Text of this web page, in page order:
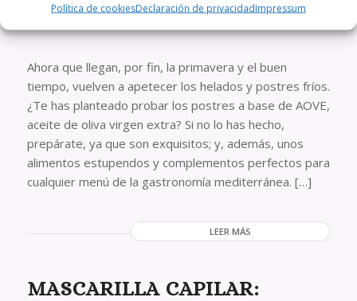
Política de cookiesDeclaración de privacidadImpressum
OLIVA, EN LA REPOSTERÍA
Ahora que llegan, por fin, la primavera y el buen
tiempo, vuelven a apetecer los helados y postres fríos.
¿Te has planteado probar los postres a base de AOVE,
aceite de oliva virgen extra? Si no lo has hecho,
prepárate, ya que son exquisitos; y, además, unos
alimentos estupendos y complementos perfectos para
cualquier menú de la gastronomía mediterránea. […]
LEER MÁS
MASCARILLA CAPILAR: